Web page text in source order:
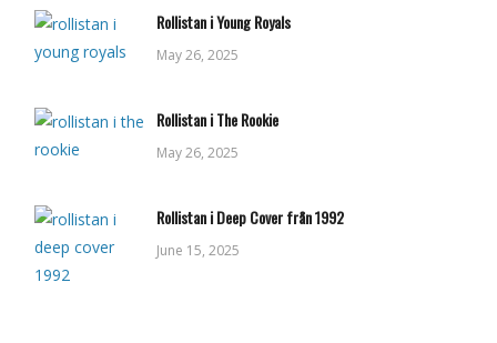
Rollistan i Young Royals
May 26, 2025
Rollistan i The Rookie
May 26, 2025
Rollistan i Deep Cover från 1992
June 15, 2025